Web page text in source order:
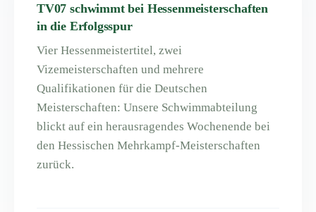
TV07 schwimmt bei Hessenmeisterschaften
in die Erfolgsspur
Vier Hessenmeistertitel, zwei
Vizemeisterschaften und mehrere
Qualifikationen für die Deutschen
Meisterschaften: Unsere Schwimmabteilung
blickt auf ein herausragendes Wochenende bei
den Hessischen Mehrkampf-Meisterschaften
zurück.